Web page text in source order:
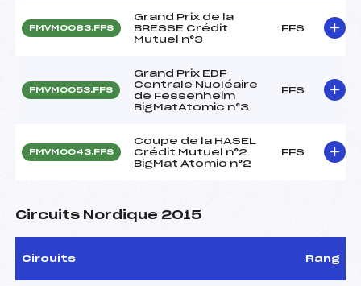
FMVM0083.FFS
Grand Prix de la
BRESSE Crédit
Mutuel n°3
FFS
FMVM0053.FFS
Grand Prix EDF
Centrale Nucléaire
de Fessenheim
BigMatAtomic n°3
FFS
FMVM0043.FFS
Coupe de la HASEL
Crédit Mutuel n°2
BigMat Atomic n°2
FFS
Circuits Nordique 2015
Circuits Rang